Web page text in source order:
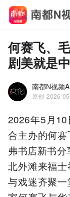
何赛飞、
剧美就是
南都N视频
原创 2026-
2026年5月
合主办的何
弗书店新书分
北外滩来福
与戏迷齐聚